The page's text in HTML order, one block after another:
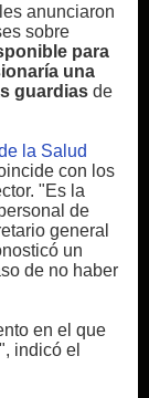
anunciaron
sobre
para
una
guardias de
la Salud
con los
"Es la
de
general
un
de no haber
en el que
indicó el